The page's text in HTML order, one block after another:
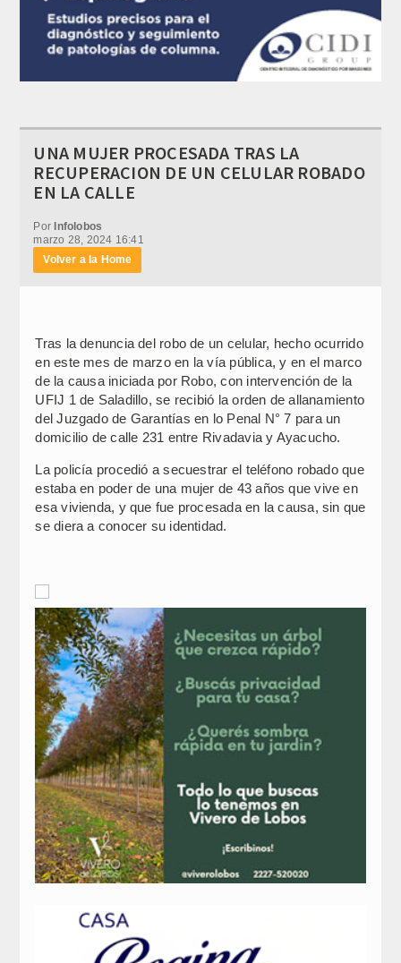
UNA MUJER PROCESADA TRAS LA
RECUPERACION DE UN CELULAR ROBADO
EN LA CALLE
PorInfolobos
marzo 28, 2024 16:41
Volver a la Home
Tras la denuncia del robo de un celular, hecho ocurrido
en este mes de marzo en la vía pública, y en el marco
de la causa iniciada por Robo, con intervención de la
UFIJ 1 de Saladillo, se recibió la orden de allanamiento
del Juzgado de Garantías en lo Penal N° 7 para un
domicilio de calle 231 entre Rivadavia y Ayacucho.
La policía procedió a secuestrar el teléfono robado que
estaba en poder de una mujer de 43 años que vive en
esa vivienda, y que fue procesada en la causa, sin que
se diera a conocer su identidad.